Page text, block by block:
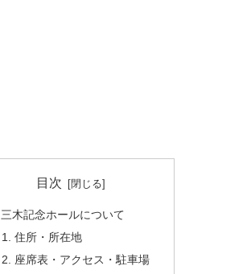
目次
三木記念ホールについて
住所・所在地
座席表・アクセス・駐車場